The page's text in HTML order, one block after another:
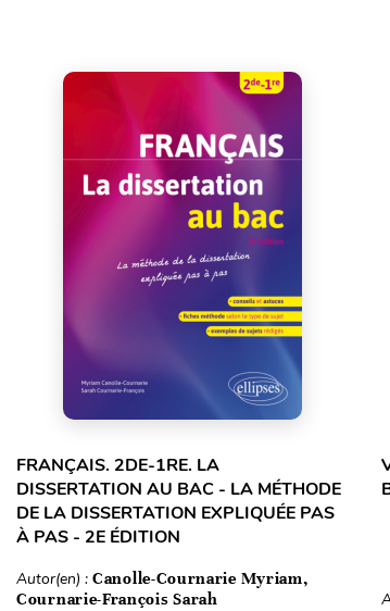
FRANÇAIS. 2DE-1RE. LA
DISSERTATION AU BAC - LA MÉTHODE
DE LA DISSERTATION EXPLIQUÉE PAS
À PAS - 2E ÉDITION
Autor(en) : Canolle-Cournarie Myriam,
Cournarie-François Sarah